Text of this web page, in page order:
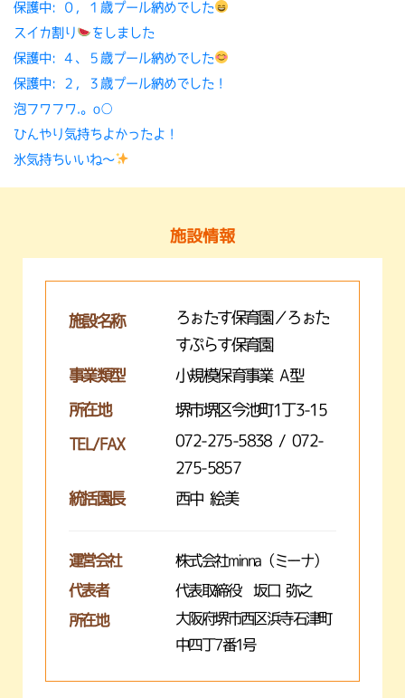
保護中: ０，１歳プール納めでした
スイカ割り
をしました
保護中: ４、５歳プール納めでした
保護中: ２，３歳プール納めでした！
泡フワフワ.。o○
ひんやり気持ちよかったよ！
氷気持ちいいね〜
施設情報
施設名称
ろぉたす保育園／ろぉた
すぷらす保育園
事業類型
小規模保育事業 A型
所在地 堺市堺区今池町1丁3-15
TEL/FAX
072-275-5838 / 072-
275-5857
統括園長
西中 絵美
運営会社 株式会社minna（ミーナ）
代表者 代表取締役 坂口 弥之
所在地
大阪府堺市西区浜寺石津町
中四丁7番1号